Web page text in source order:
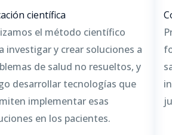
científica
el método científico
investigar y crear soluciones a
de salud no resueltos, y
desarrollar tecnologías que
implementar esas
en los pacientes.